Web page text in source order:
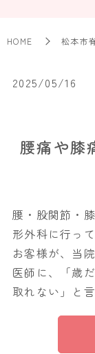
HOME 松本市
2025/05/16
腰痛や膝
腰・股関節・
形外科に行っ
お客様が、当
医師に、「歳
取れない」と